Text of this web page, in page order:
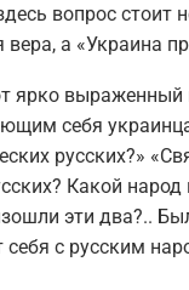
вопрос стоит
а «Украина
ярко
себя
русских?»
Какой народ
эти два?..
с русским